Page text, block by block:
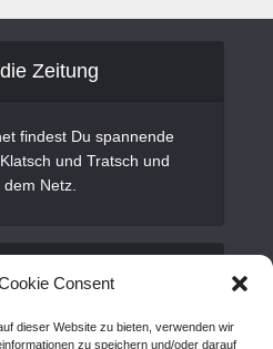
Consent
dieser Website zu bieten, verwenden wir
zu speichern und/oder darauf
Zeitung
findest Du spannende
und Tratsch und
Netz.
Wichtige